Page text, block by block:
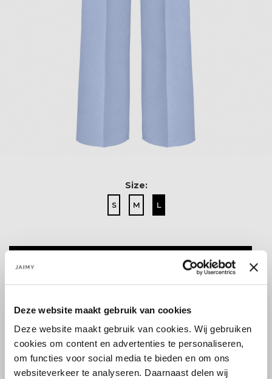
Deze website maakt gebruik van cookies
Deze website maakt gebruik van cookies. Wij gebruiken
cookies om content en advertenties te personaliseren,
om functies voor social media te bieden en om ons
websiteverkeer te analyseren. Daarnaast delen wij
Size:
S M L